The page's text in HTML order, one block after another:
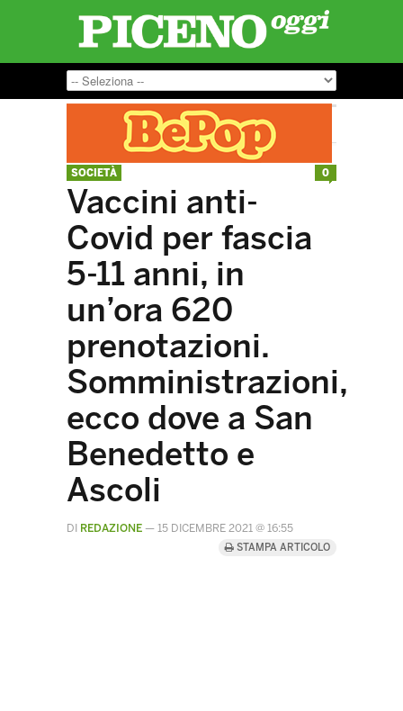
SOCIETÀ
Vaccini anti-
Covid per fascia
5-11 anni, in
un’ora 620
prenotazioni.
Somministrazioni,
ecco dove a San
Benedetto e
Ascoli
DI REDAZIONE — 15 DICEMBRE 2021 @ 16:55
STAMPA ARTICOLO
0